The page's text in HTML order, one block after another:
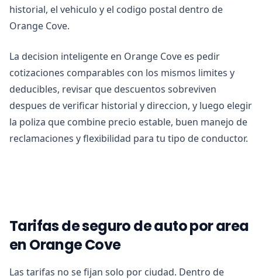
historial, el vehiculo y el codigo postal dentro de
Orange Cove.
La decision inteligente en Orange Cove es pedir
cotizaciones comparables con los mismos limites y
deducibles, revisar que descuentos sobreviven
despues de verificar historial y direccion, y luego elegir
la poliza que combine precio estable, buen manejo de
reclamaciones y flexibilidad para tu tipo de conductor.
Tarifas de seguro de auto por area
en Orange Cove
Las tarifas no se fijan solo por ciudad. Dentro de